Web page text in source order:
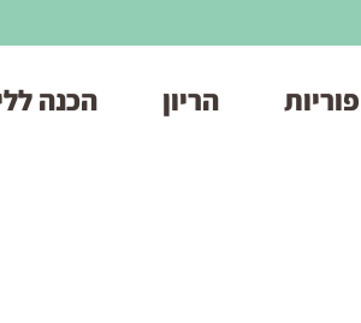
פוריות הריון הכנה